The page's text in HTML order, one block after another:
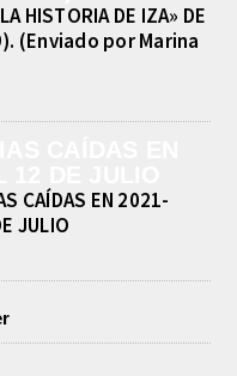
HISTORIA DE IZA» DE
(Enviado por Marina
CAÍDAS EN 2021-
JULIO